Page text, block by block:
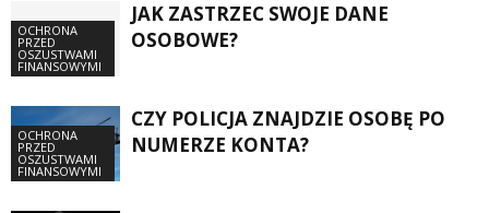
OCHRONA
PRZED
OSZUSTWAMI
FINANSOWYMI
JAK ZASTRZEC SWOJE DANE
OSOBOWE?
OCHRONA
PRZED
OSZUSTWAMI
FINANSOWYMI
CZY POLICJA ZNAJDZIE OSOBĘ PO
NUMERZE KONTA?